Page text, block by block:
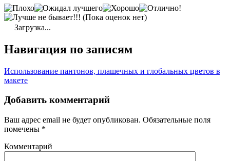
(Пока оценок нет)
Загрузка...
Навигация по записям
Использование пантонов, плашечных и глобальных цветов в
макете
Добавить комментарий
Ваш адрес email не будет опубликован. Обязательные поля
помечены *
Комментарий